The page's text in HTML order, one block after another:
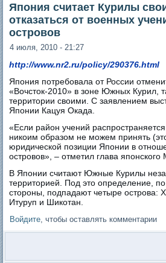
Япония считает Курилы
отказаться от военных
островов
4 июля, 2010 - 21:27
http://www.nr2.ru/policy/290376.html
Япония потребовала от России
«Вочсток-2010» в зоне Южных Курил,
территории своими. С заявлением
Японии Кацуя Окада.
«Если район учений
никоим образом не можем принять
юридической позиции Японии в
островов», – отметил глава японского
В Японии считают Южные Курилы
территорией. Под это определение,
стороны, подпадают четыре острова:
Итуруп и Шикотан.
Войдите , чтобы оставлять комментарии